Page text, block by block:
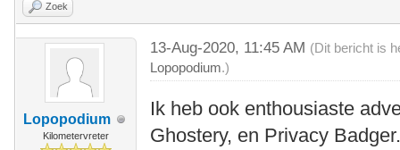
Zoek
Lopopodium
Kilometervreter
13-Aug-2020, 11:45 AM (Dit bericht is
Lopopodium.)
Ik heb ook enthousiaste
Ghostery, en Privacy